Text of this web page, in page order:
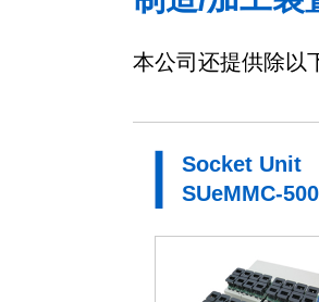
本公司还提供除以
Socket Unit
SUeMMC-500